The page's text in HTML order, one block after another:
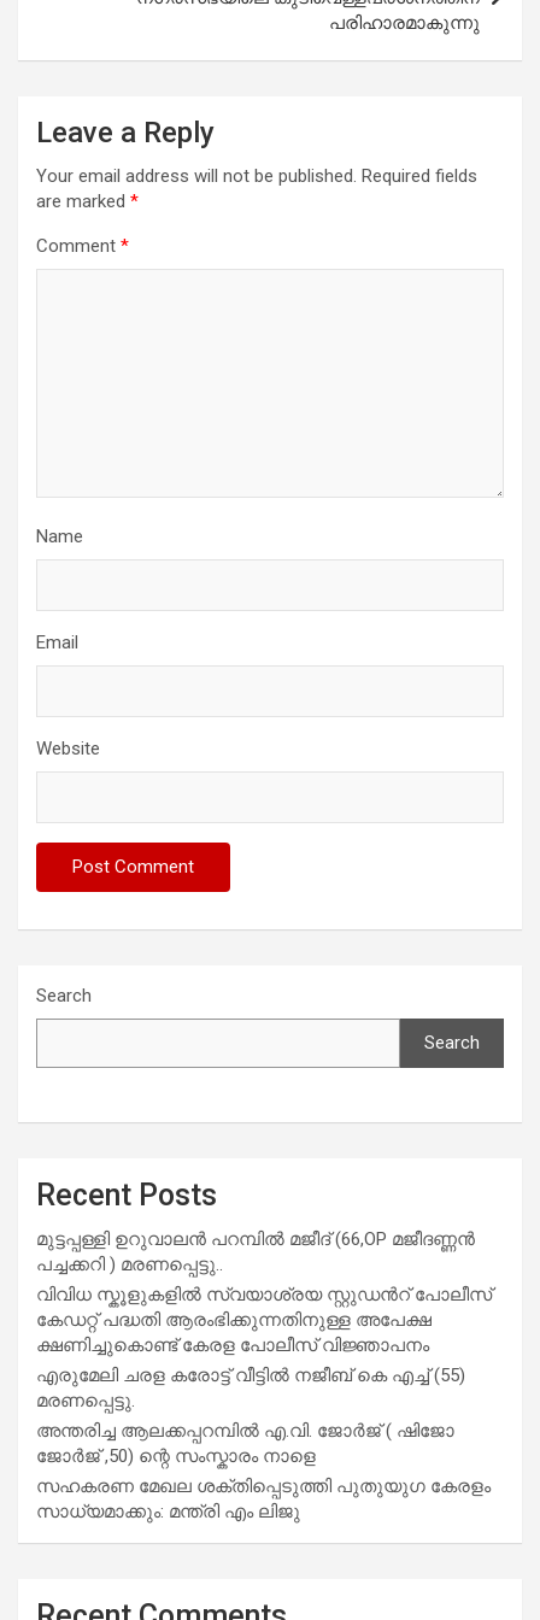
പരിഹാരമാകുന്നു
Leave a Reply
Your email address will not be published. Required fields
are marked *
Comment *
Name
Email
Website
Search
Search
Recent Posts
മുട്ടപ്പള്ളി ഉറുവാലൻ പറമ്പിൽ മജീദ് (66,OP മജീദണ്ണൻ
പച്ചക്കറി ) മരണപ്പെട്ടു..
വിവിധ സ്കൂളുകളില്‍ സ്വയാശ്രയ സ്റ്റുഡന്‍റ് പോലീസ്
കേഡറ്റ് പദ്ധതി ആരംഭിക്കുന്നതിനുള്ള അപേക്ഷ
ക്ഷണിച്ചുകൊണ്ട് കേരള പോലീസ് വിജ്ഞാപനം
എരുമേലി ചരള കരോട്ട് വീട്ടിൽ നജീബ് കെ എച്ച് (55)
മരണപ്പെട്ടു.
അന്തരിച്ച ആ​ല​ക്ക​പ്പ​റമ്പിൽ​ എ.​വി. ജോ​ർ​ജ് ( ഷിജോ
ജോർജ് ,50) ന്റെ സംസ്കാരം നാളെ
സഹകരണ മേഖല ശക്തിപ്പെടുത്തി പുതുയുഗ കേരളം
സാധ്യമാക്കും: മന്ത്രി എം ലിജു